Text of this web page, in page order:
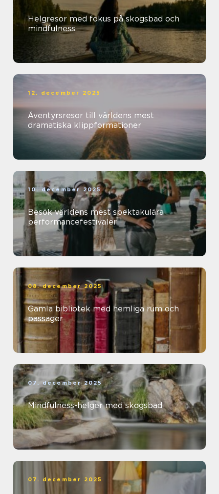
Helgresor med fokus på skogsbad och
mindfulness
12. december 2025
Äventyrsresor till världens mest
dramatiska klippformationer
10. december 2025
Besök världens mest spektakulära
performancefestivaler
08. december 2025
Gamla bibliotek med hemliga rum och
passager
07. december 2025
Mindfulness-helger med skogsbad
07. december 2025